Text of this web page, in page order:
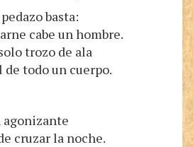
basta:
cabe un hombre.
trozo de ala
todo un cuerpo.
cruzar la noche.